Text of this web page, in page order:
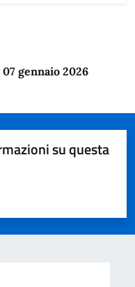
gennaio 2026
su questa